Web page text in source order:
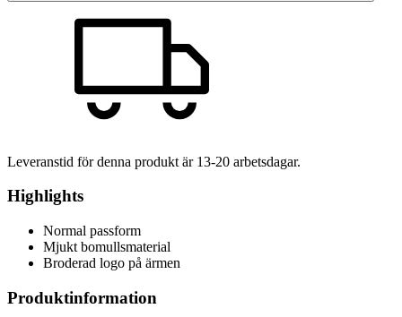
Leveranstid för denna produkt är 13-20 arbetsdagar.
Highlights
Normal passform
Mjukt bomullsmaterial
Broderad logo på ärmen
Produktinformation